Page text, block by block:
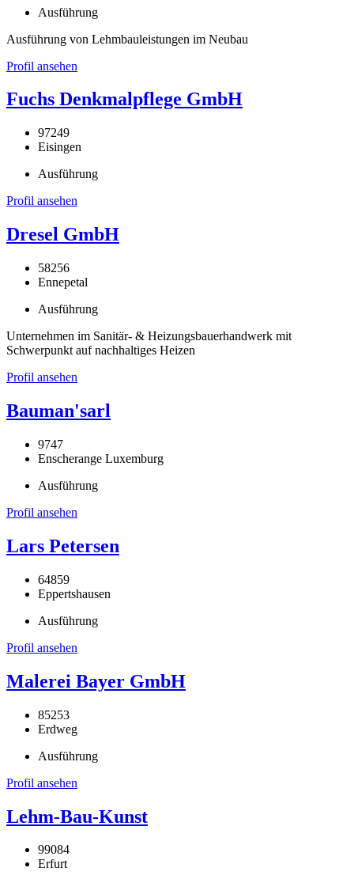
Ausführung
Ausführung von Lehmbauleistungen im Neubau
Profil ansehen
Fuchs Denkmalpflege GmbH
97249
Eisingen
Ausführung
Profil ansehen
Dresel GmbH
58256
Ennepetal
Ausführung
Unternehmen im Sanitär- & Heizungsbauerhandwerk mit
Schwerpunkt auf nachhaltiges Heizen
Profil ansehen
Bauman'sarl
9747
Enscherange Luxemburg
Ausführung
Profil ansehen
Lars Petersen
64859
Eppertshausen
Ausführung
Profil ansehen
Malerei Bayer GmbH
85253
Erdweg
Ausführung
Profil ansehen
Lehm-Bau-Kunst
99084
Erfurt